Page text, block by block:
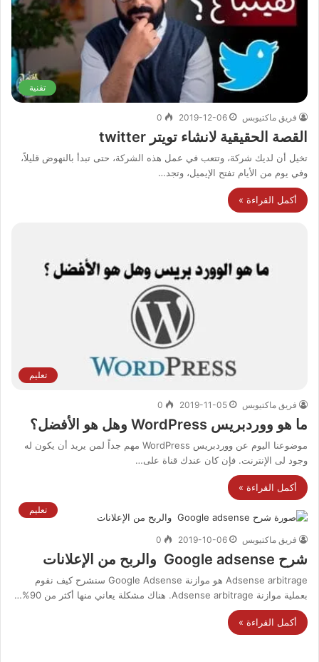
تقنية
فريق ماكتيوبس 2019-12-06
0
القصة الحقيقية لانشاء تويتر twitter
تخيل أن لديك شركة، وتتعب في عمل هذه الشركة، حتى تبدأ بالنهوض قليلاً،
وفي يوم من الأيام تفتح الإيميل، وتجد…
أكمل القراءة »
تعليم
فريق ماكتيوبس 2019-11-05
0
ما هو ووردبريس WordPress وهل هو الأفضل؟
موضوعنا اليوم عن ووردبريس WordPress مهم جداً لمن يريد أن يكون له
وجود لى الإنترنت. فإن كان عندك قناة على…
أكمل القراءة »
تعليم
فريق ماكتيوبس 2019-10-06
0
شرح Google adsense والربح من الإعلانات
Adsense arbitrage هو موازنة Google Adsense سنشرح كيف نقوم
بعملية موازنة Adsense arbitrage. هناك مشكلة يعاني منها أكثر من 90%…
أكمل القراءة »